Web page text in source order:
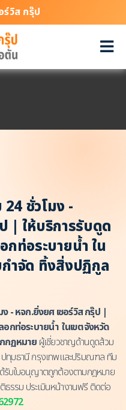
ร์วิส กรุ๊ป
ชั่วโมง -
| ให้บริการรับดูด
ท่อระบายน้ำ ใน
ำจัด ทิ้งสิ่งปฏิกูล
- หจก.ยิ่งยศ เซอร์วิส กรุ๊ป |
ท่อระบายน้ำ ในเขตจังหวัด
กฏหมาย ผู้เชี่ยวชาญด้านดูดส้วม
ทุมธานี กรุงเทพและปริมณฑล ทีม
รับใบอนุญาตถูกต้องตามกฎหมาย
ธรรม ประเมินหน้างานฟรี ติดต่อ